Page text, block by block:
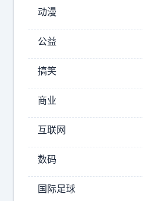
支
吗
？
三
姐
和
2026-
03
动漫
公益
搞笑
商业
互联网
数码
国际足球